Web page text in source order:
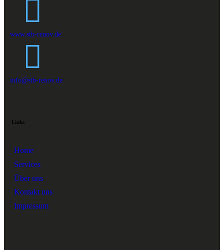
www.stb-renov.de
info@stb-renov.de
Links
Home
Services
Über uns
Kontakt uns
Impressum